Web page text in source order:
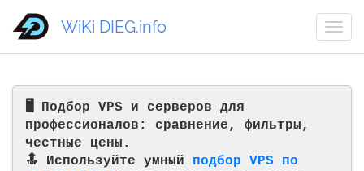
🖥️ Подбор VPS и серверов для
профессионалов: сравнение, фильтры,
честные цены.
🔝 Используйте умный подбор VPS по
WiKi DIEG.info